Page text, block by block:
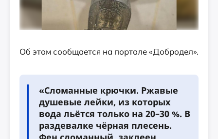
Об этом сообщается на портале «Добродел».
«Сломанные крючки. Ржавые
душевые лейки, из которых
вода льётся только на 20–30 %. В
раздевалке чёрная плесень.